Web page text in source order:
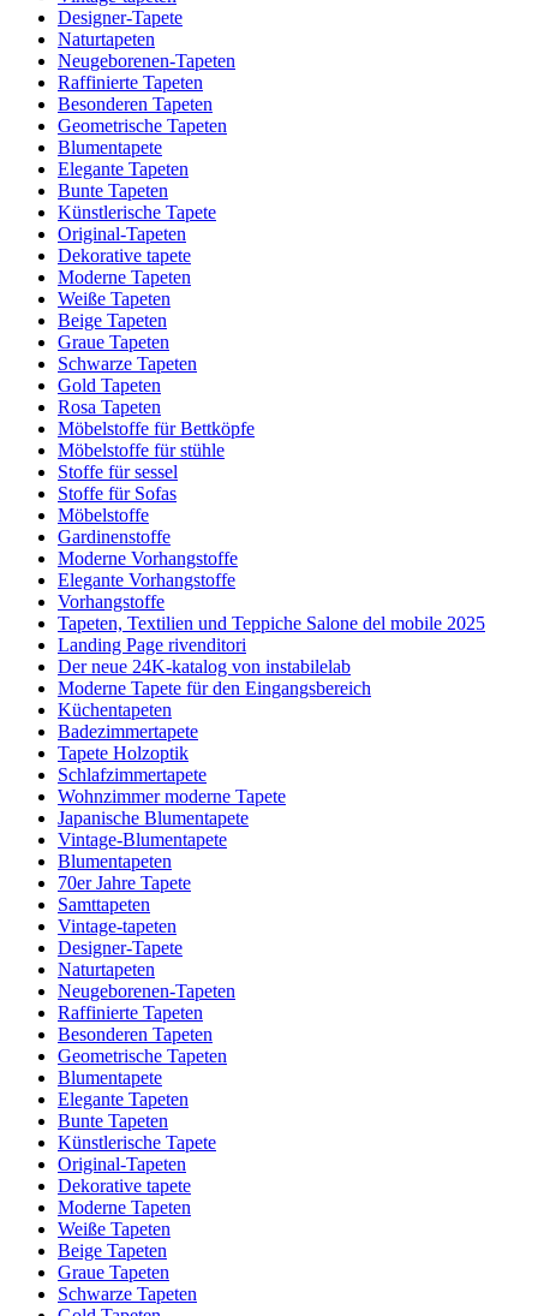
Designer-Tapete
Naturtapeten
Neugeborenen-Tapeten
Raffinierte Tapeten
Besonderen Tapeten
Geometrische Tapeten
Blumentapete
Elegante Tapeten
Bunte Tapeten
Künstlerische Tapete
Original-Tapeten
Dekorative tapete
Moderne Tapeten
Weiße Tapeten
Beige Tapeten
Graue Tapeten
Schwarze Tapeten
Gold Tapeten
Rosa Tapeten
Möbelstoffe für Bettköpfe
Möbelstoffe für stühle
Stoffe für sessel
Stoffe für Sofas
Möbelstoffe
Gardinenstoffe
Moderne Vorhangstoffe
Elegante Vorhangstoffe
Vorhangstoffe
Tapeten, Textilien und Teppiche Salone del mobile 2025
Landing Page rivenditori
Der neue 24K-katalog von instabilelab
Moderne Tapete für den Eingangsbereich
Küchentapeten
Badezimmertapete
Tapete Holzoptik
Schlafzimmertapete
Wohnzimmer moderne Tapete
Japanische Blumentapete
Vintage-Blumentapete
Blumentapeten
70er Jahre Tapete
Samttapeten
Vintage-tapeten
Designer-Tapete
Naturtapeten
Neugeborenen-Tapeten
Raffinierte Tapeten
Besonderen Tapeten
Geometrische Tapeten
Blumentapete
Elegante Tapeten
Bunte Tapeten
Künstlerische Tapete
Original-Tapeten
Dekorative tapete
Moderne Tapeten
Weiße Tapeten
Beige Tapeten
Graue Tapeten
Schwarze Tapeten